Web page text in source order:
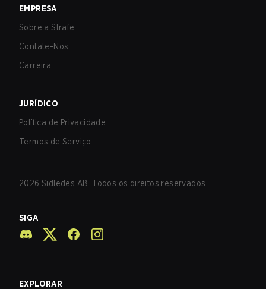
EMPRESA
Sobre a Strafe
Contate-Nos
Carreira
JURÍDICO
Política de Privacidade
Termos de Serviço
2026 Sidledes AB. Todos os direitos reservados.
SIGA
EXPLORAR